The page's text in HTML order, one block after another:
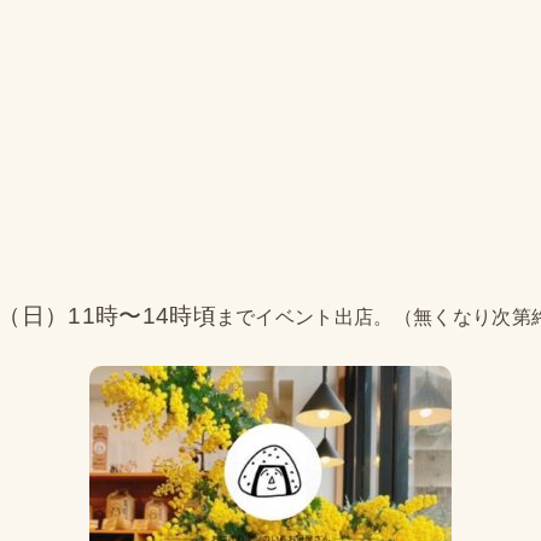
日）11時〜14時頃までイベント出店。（無くなり次第